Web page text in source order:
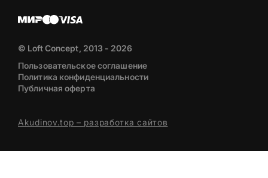
© Loft Concept, 2013 - 2026
Пользовательское соглашение
Политика конфиденциальности
Публичная оферта
Akudinov.top – разработка сайтов